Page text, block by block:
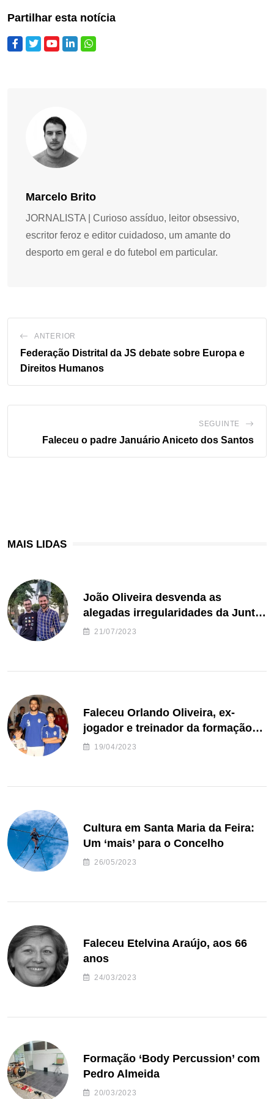
Partilhar esta notícia
Marcelo Brito
JORNALISTA | Curioso assíduo, leitor obsessivo,
escritor feroz e editor cuidadoso, um amante do
desporto em geral e do futebol em particular.
ANTERIOR
Federação Distrital da JS debate sobre Europa e
Direitos Humanos
SEGUINTE
Faleceu o padre Januário Aniceto dos Santos
MAIS LIDAS
João Oliveira desvenda as
alegadas irregularidades da Junta
de Freguesia S. João de Ver
21/07/2023
Faleceu Orlando Oliveira, ex-
jogador e treinador da formação
de andebol do Feirense
19/04/2023
Cultura em Santa Maria da Feira:
Um ‘mais’ para o Concelho
26/05/2023
Faleceu Etelvina Araújo, aos 66
anos
24/03/2023
Formação ‘Body Percussion’ com
Pedro Almeida
20/03/2023